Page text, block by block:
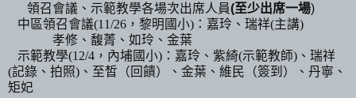
領召會議、示範教學各場次出席人員(至少出席一場)
中區領召會議(11/26 ，黎明國小) ：嘉玲、瑞祥(主講)
孝修、馥菁、如玲、金葉
示範教學(12/4 ，內埔國小) ：嘉玲、紫綺(示範教師) 、瑞祥
(記錄、拍照) 、至皙（回饋）、金葉、維民（簽到） 、 丹寧、
矩妃